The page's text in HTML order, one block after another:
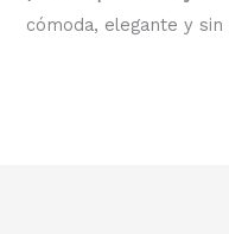
cómoda, elegante y sin